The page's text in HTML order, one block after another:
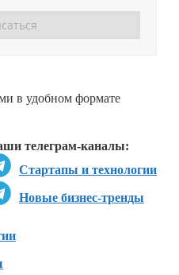
в удобном формате
телеграм-каналы:
Стартапы и технологии
Новые бизнес-тренды